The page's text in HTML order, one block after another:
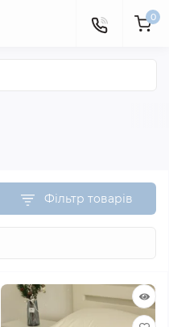
0
Фільтр товарів